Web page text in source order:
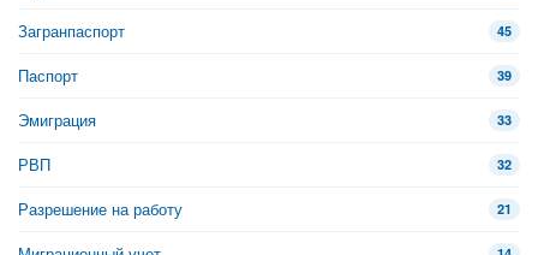
Загранпаспорт 45
Паспорт 39
Эмиграция 33
РВП 32
Разрешение на работу 21